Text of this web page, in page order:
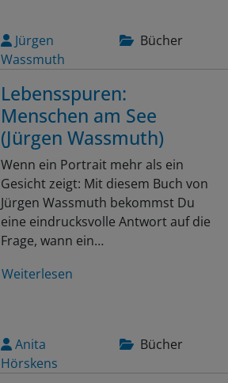
Jürgen
Wassmuth
Bücher
Lebensspuren:
Menschen am See
(Jürgen Wassmuth)
Wenn ein Portrait mehr als ein
Gesicht zeigt: Mit diesem Buch von
Jürgen Wassmuth bekommst Du
eine eindrucksvolle Antwort auf die
Frage, wann ein…
Weiterlesen
Anita
Hörskens
Bücher